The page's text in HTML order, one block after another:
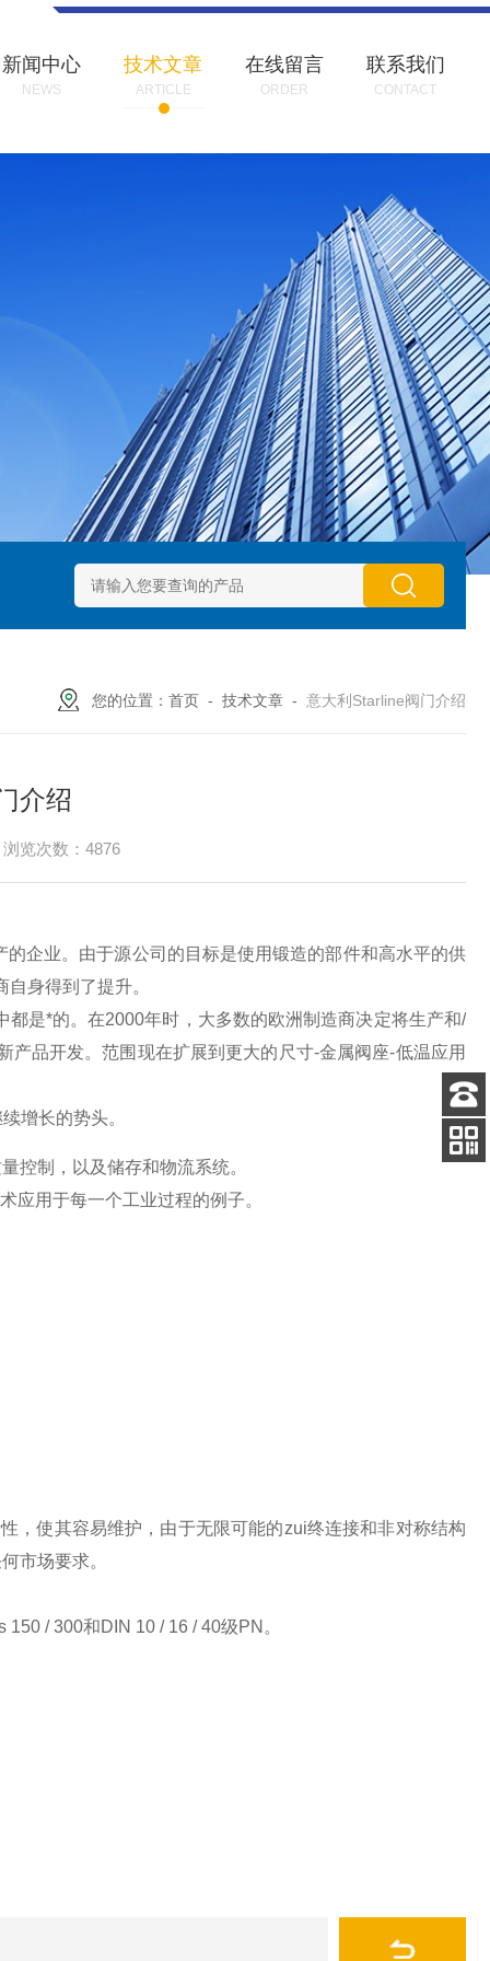
新闻中心
NEWS
技术文章
ARTICLE
在线留言
ORDER
联系我们
CONTACT
执行器型号GTXB 127_GTXB 160 意大利GT气动执行器
您的位置： 首页 - 技术文章 - 意大利Starline阀门介绍
介绍
浏览次数：4876
企业。由于源公司的目标是使用锻造的部件和高水平的供
身得到了提升。
是*的。在2000年时，大多数的欧洲制造商决定将生产和/
品开发。范围现在扩展到更大的尺寸-金属阀座-低温应用
增长的势头。
控制，以及储存和物流系统。
应用于每一个工业过程的例子。
，使其容易维护，由于无限可能的zui终连接和非对称结构
市场要求。
/ 300和DIN 10 / 16 / 40级PN。
客服
电话